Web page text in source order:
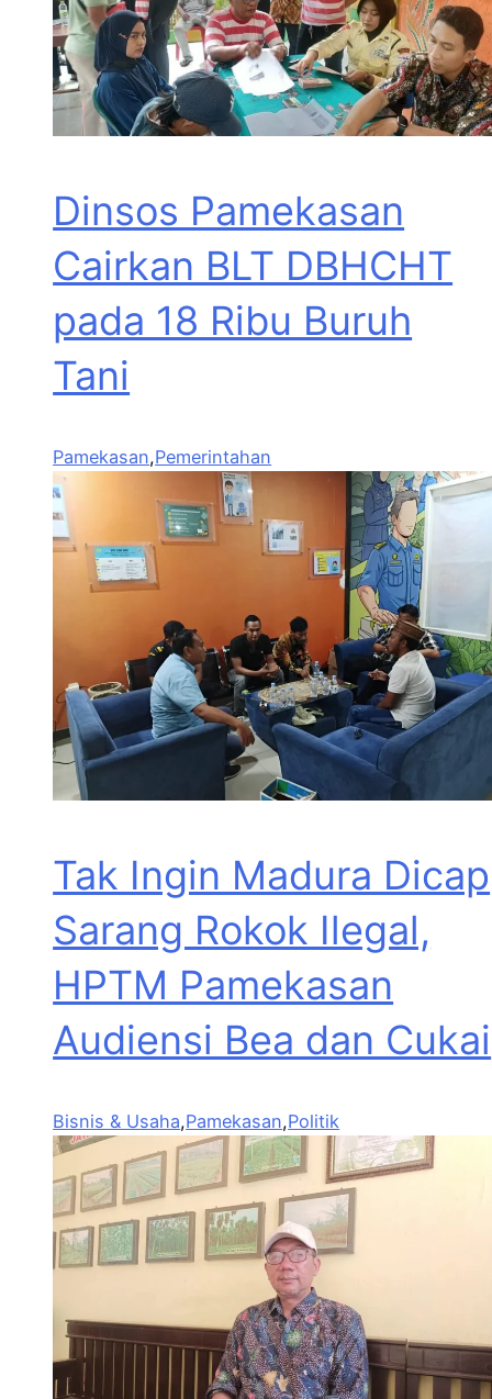
Dinsos Pamekasan
Cairkan BLT DBHCHT
pada 18 Ribu Buruh
Tani
Pamekasan,Pemerintahan
Tak Ingin Madura Dicap
Sarang Rokok Ilegal,
HPTM Pamekasan
Audiensi Bea dan Cukai
Bisnis & Usaha,Pamekasan,Politik